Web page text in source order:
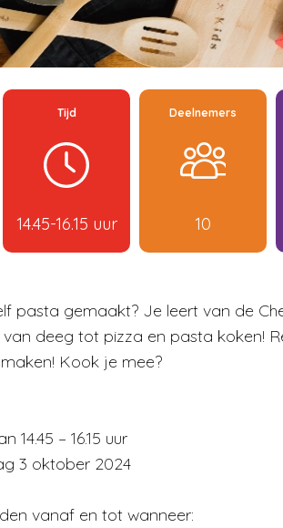
Tijd
14.45-16.15 uur
Deelnemers
10
pasta gemaakt? Je leert van de
deeg tot pizza en pasta koken!
Kook je mee?
14.45 – 16.15 uur
3 oktober 2024
vanaf en tot wanneer: